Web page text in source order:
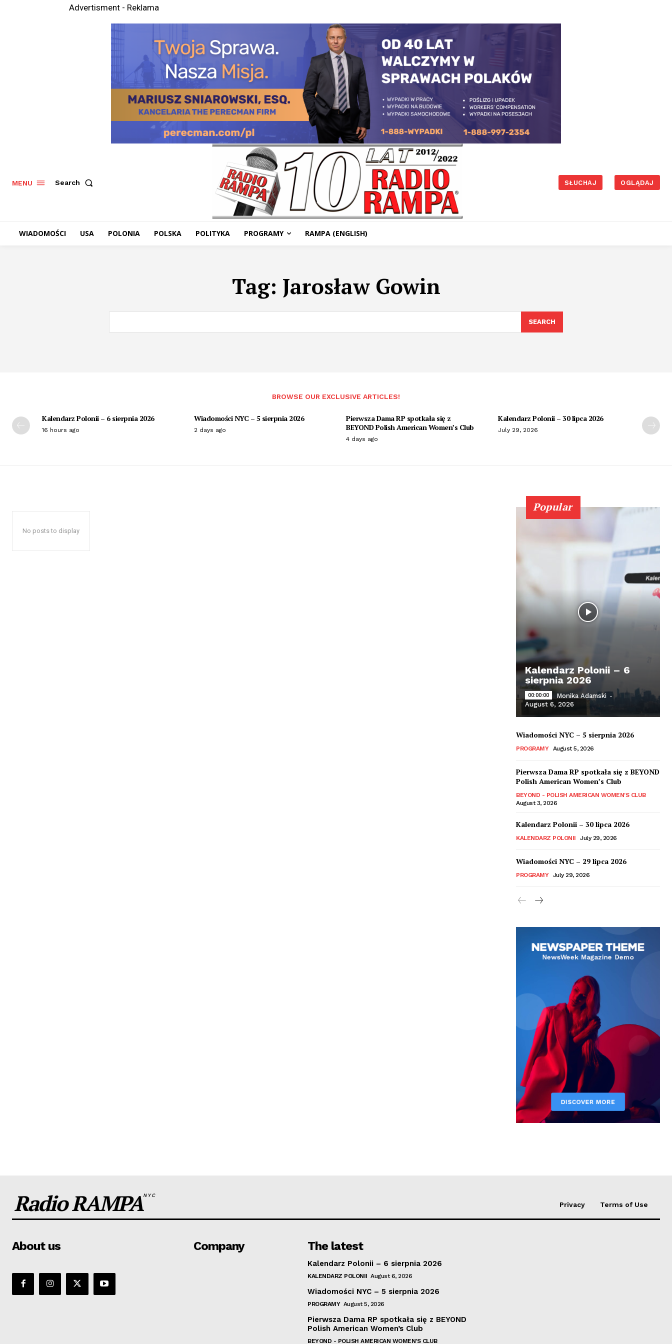
Advertisment - Reklama
MENU Search SŁUCHAJ OGLĄDAJ
WIADOMOŚCI USA POLONIA POLSKA POLITYKA PROGRAMY RAMPA (ENGLISH)
Tag: Jarosław Gowin
SEARCH
BROWSE OUR EXCLUSIVE ARTICLES!
Kalendarz Polonii – 6 sierpnia 2026
16 hours ago
Wiadomości NYC – 5 sierpnia 2026
2 days ago
Pierwsza Dama RP spotkała się z
BEYOND Polish American Women’s Club
4 days ago
Kalendarz Polonii – 30 lipca 2026
July 29, 2026
No posts to display
Popular
Kalendarz Polonii – 6
sierpnia 2026
00:00:00 Monika Adamski -
August 6, 2026
Wiadomości NYC – 5 sierpnia 2026
PROGRAMY August 5, 2026
Pierwsza Dama RP spotkała się z BEYOND
Polish American Women’s Club
BEYOND - POLISH AMERICAN WOMEN'S CLUB
August 3, 2026
Kalendarz Polonii – 30 lipca 2026
KALENDARZ POLONII July 29, 2026
Wiadomości NYC – 29 lipca 2026
PROGRAMY July 29, 2026
Radio RAMPANYC
Privacy Terms of Use
About us Company The latest
Kalendarz Polonii – 6 sierpnia 2026
KALENDARZ POLONII August 6, 2026
Wiadomości NYC – 5 sierpnia 2026
PROGRAMY August 5, 2026
Pierwsza Dama RP spotkała się z BEYOND
Polish American Women’s Club
BEYOND - POLISH AMERICAN WOMEN'S CLUB